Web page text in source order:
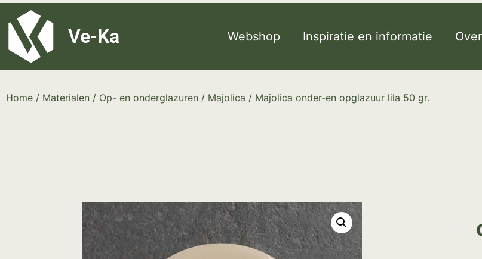
G-8P7N3X5BJ9
Ve-Ka Webshop Inspiratie en informatie
Home / Materialen / Op- en onderglazuren / Majolica / Majolica onder-en opglazuur lila 50 gr.